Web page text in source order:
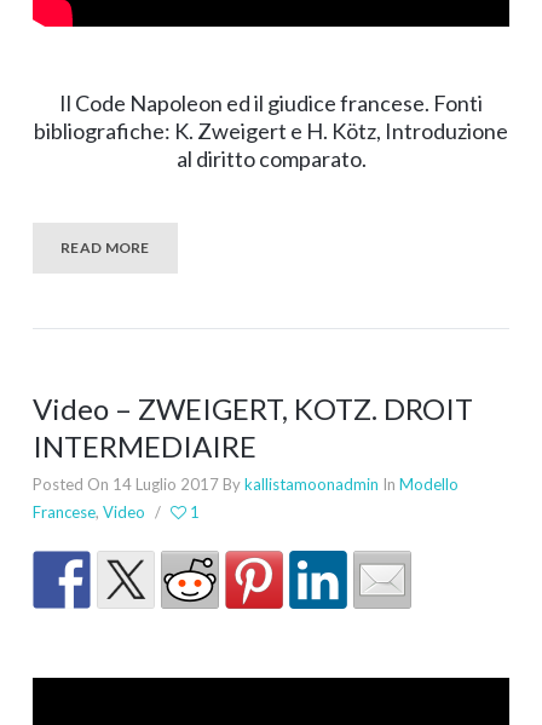
Il Code Napoleon ed il giudice francese. Fonti
bibliografiche: K. Zweigert e H. Kötz, Introduzione
al diritto comparato.
READ MORE
Video – ZWEIGERT, KOTZ. DROIT
INTERMEDIAIRE
Posted On 14 Luglio 2017 Bykallistamoonadmin In Modello
Francese, Video / 1